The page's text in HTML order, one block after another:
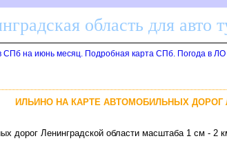
область для авто
СПб на июнь месяц. Подробная карта СПб. Погода в ЛО
ИЛЬИНО НА КАРТЕ АВТОМОБИЛЬНЫХ ДОРОГ
дорог Ленинградской области масштаба 1 см - 2